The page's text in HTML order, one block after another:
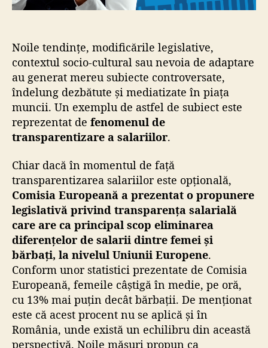
Noile tendințe, modificările legislative,
contextul socio-cultural sau nevoia de adaptare
au generat mereu subiecte controversate,
îndelung dezbătute și mediatizate în piața
muncii. Un exemplu de astfel de subiect este
reprezentat de fenomenul de
transparentizare a salariilor.
Chiar dacă în momentul de față
transparentizarea salariilor este opțională,
Comisia Europeană a prezentat o propunere
legislativă privind transparența salarială
care are ca principal scop eliminarea
diferențelor de salarii dintre femei și
bărbați, la nivelul Uniunii Europene.
Conform unor statistici prezentate de Comisia
Europeană, femeile câștigă în medie, pe oră,
cu 13% mai puțin decât bărbații. De menționat
este că acest procent nu se aplică și în
România, unde există un echilibru din această
perspectivă. Noile măsuri propun ca